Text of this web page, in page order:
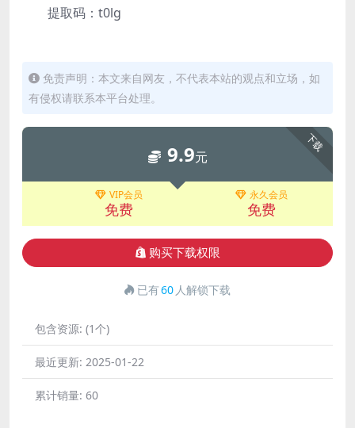
提取码：t0lg
免责声明：本文来自网友，不代表本站的观点和立场，如
有侵权请联系本平台处理。
下载
9.9元
VIP会员
免费
永久会员
免费
购买下载权限
已有60 人解锁下载
包含资源: (1个)
最近更新: 2025-01-22
累计销量: 60